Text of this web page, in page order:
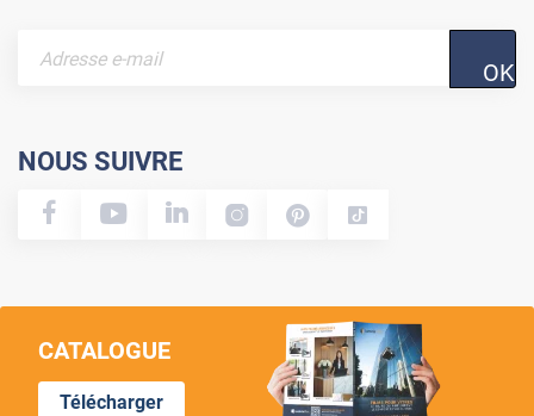
OK
NOUS SUIVRE
CATALOGUE
Télécharger